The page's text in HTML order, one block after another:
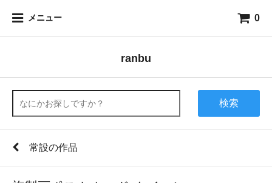
メニュー 0
ranbu
検索
常設の作品